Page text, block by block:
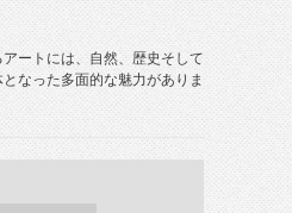
ートには、自然、歴史そして
なった多面的な魅力がありま